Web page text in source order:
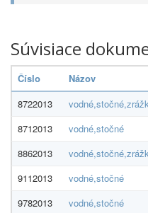
Súvisiace
Číslo Názov
8722013
8712013
vodné,stočné
8862013
9112013
vodné,stočné
9782013
vodné,stočné